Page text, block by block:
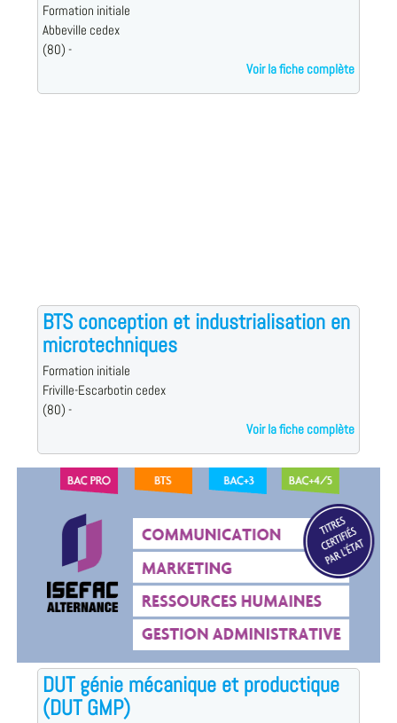
Formation initiale
Abbeville cedex
(80) -
Voir la fiche complète
BTS conception et industrialisation en
microtechniques
Formation initiale
Friville-Escarbotin cedex
(80) -
Voir la fiche complète
DUT génie mécanique et productique
(DUT GMP)